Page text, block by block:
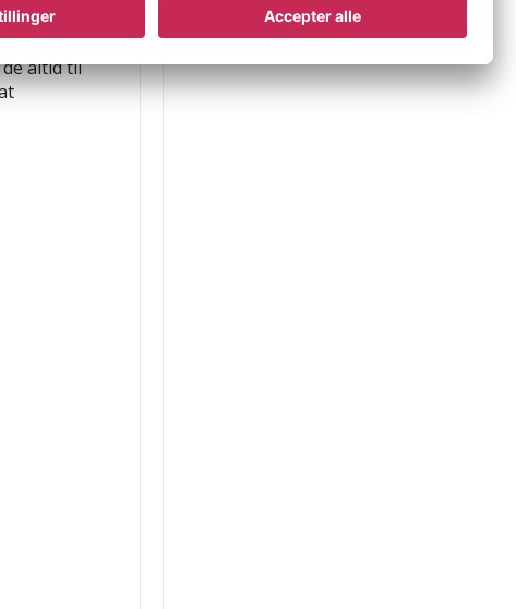
købe et
altid til